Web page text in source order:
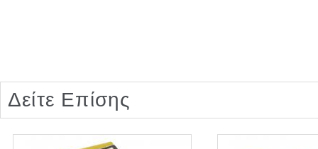
Δείτε Επίσης